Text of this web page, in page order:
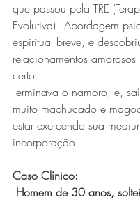
que passou pela TRE
Evolutiva) - Abordagem
espiritual breve, e
relacionamentos
certo.
Terminava o namoro, e,
muito machucado e
estar exercendo sua
incorporação.
Caso Clínico:
Homem de 30 anos,